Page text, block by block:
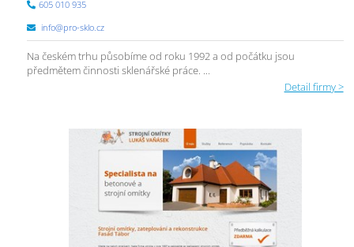
605 010 935
info@pro-sklo.cz
Na českém trhu působíme od roku 1992 a od počátku jsou
předmětem činnosti sklenářské práce. ...
Detail firmy >